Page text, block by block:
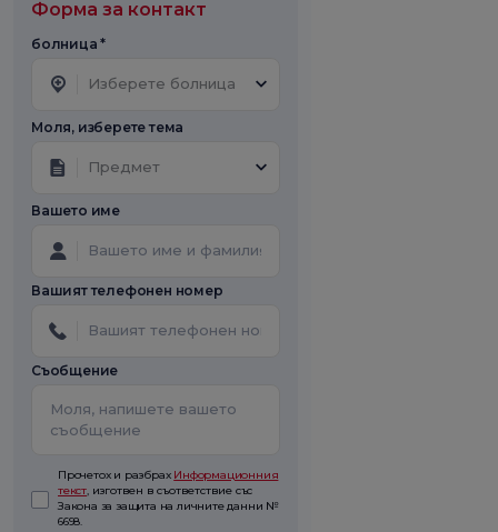
Форма за контакт
болница *
Изберете болница
Моля, изберете тема
Предмет
Вашето име
Вашият телефонен номер
Съобщение
Прочетох и разбрах Информационния
текст, изготвен в съответствие със
Закона за защита на личните данни №
6698.